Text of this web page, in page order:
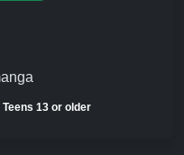
Teens 13 or older